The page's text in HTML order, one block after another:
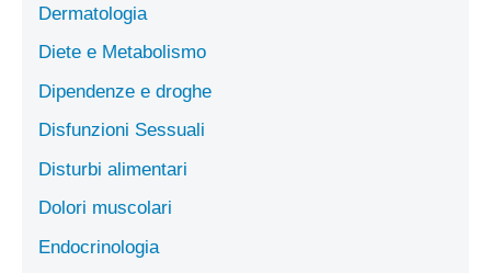
Dermatologia
Diete e Metabolismo
Dipendenze e droghe
Disfunzioni Sessuali
Disturbi alimentari
Dolori muscolari
Endocrinologia